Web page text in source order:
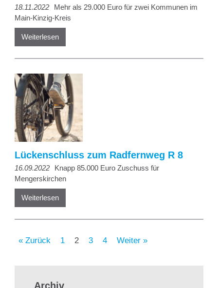
18.11.2022
Mehr als 29.000 Euro für zwei Kommunen im
Main-Kinzig-Kreis
Weiterlesen
Lückenschluss zum Radfernweg R 8
16.09.2022
Knapp 85.000 Euro Zuschuss für
Mengerskirchen
Weiterlesen
« Zurück 1 2 3 4 Weiter »
Archiv